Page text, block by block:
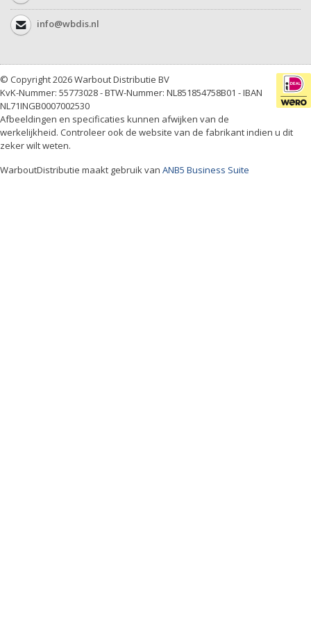
info@wbdis.nl
© Copyright 2026 Warbout Distributie BV
KvK-Nummer: 55773028 - BTW-Nummer: NL851854758B01 - IBAN
NL71INGB0007002530
Afbeeldingen en specificaties kunnen afwijken van de
werkelijkheid. Controleer ook de website van de fabrikant indien u dit
zeker wilt weten.
WarboutDistributie maakt gebruik van ANB5 Business Suite